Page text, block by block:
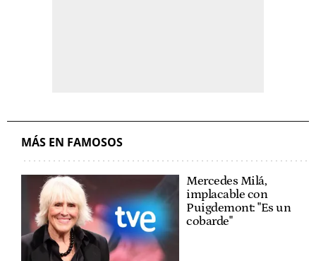
MÁS EN FAMOSOS
Mercedes Milá,
implacable con
Puigdemont: "Es un
cobarde"